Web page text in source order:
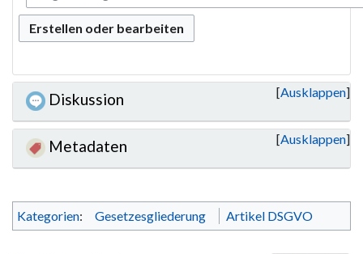
Erstellen oder bearbeiten
Ausklappen
Diskussion
Ausklappen
Metadaten
Kategorien: Gesetzesgliederung Artikel DSGVO